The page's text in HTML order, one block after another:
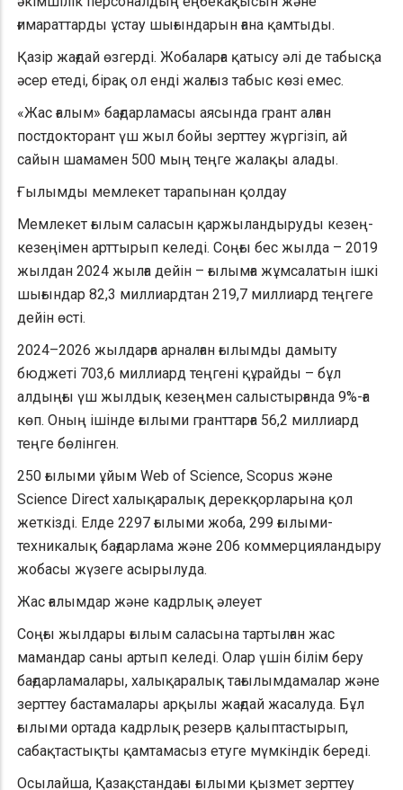
ғимараттарды ұстау шығындарын ғана қамтыды.
Қазір жағдай өзгерді. Жобаларға қатысу әлі де табысқа
әсер етеді, бірақ ол енді жалғыз табыс көзі емес.
«Жас ғалым» бағдарламасы аясында грант алған
постдокторант үш жыл бойы зерттеу жүргізіп, ай
сайын шамамен 500 мың теңге жалақы алады.
Ғылымды мемлекет тарапынан қолдау
Мемлекет ғылым саласын қаржыландыруды кезең-
кезеңімен арттырып келеді. Соңғы бес жылда – 2019
жылдан 2024 жылға дейін – ғылымға жұмсалатын ішкі
шығындар 82,3 миллиардтан 219,7 миллиард теңгеге
дейін өсті.
2024–2026 жылдарға арналған ғылымды дамыту
бюджеті 703,6 миллиард теңгені құрайды – бұл
алдыңғы үш жылдық кезеңмен салыстырғанда 9%-ға
көп. Оның ішінде ғылыми гранттарға 56,2 миллиард
теңге бөлінген.
250 ғылыми ұйым Web of Science, Scopus және
Science Direct халықаралық дерекқорларына қол
жеткізді. Елде 2297 ғылыми жоба, 299 ғылыми-
техникалық бағдарлама және 206 коммерцияландыру
жобасы жүзеге асырылуда.
Жас ғалымдар және кадрлық әлеует
Соңғы жылдары ғылым саласына тартылған жас
мамандар саны артып келеді. Олар үшін білім беру
бағдарламалары, халықаралық тағылымдамалар және
зерттеу бастамалары арқылы жағдай жасалуда. Бұл
ғылыми ортада кадрлық резерв қалыптастырып,
сабақтастықты қамтамасыз етуге мүмкіндік береді.
Осылайша, Қазақстандағы ғылыми қызмет зерттеу